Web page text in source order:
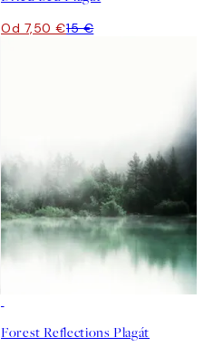
Od 7,50 €15 €
Forest Reflections Plagát